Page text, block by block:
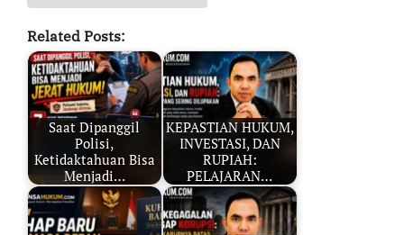
Related Posts:
Saat Dipanggil
Polisi,
Ketidaktahuan Bisa
Menjadi…
KEPASTIAN HUKUM,
INVESTASI, DAN
RUPIAH:
PELAJARAN…